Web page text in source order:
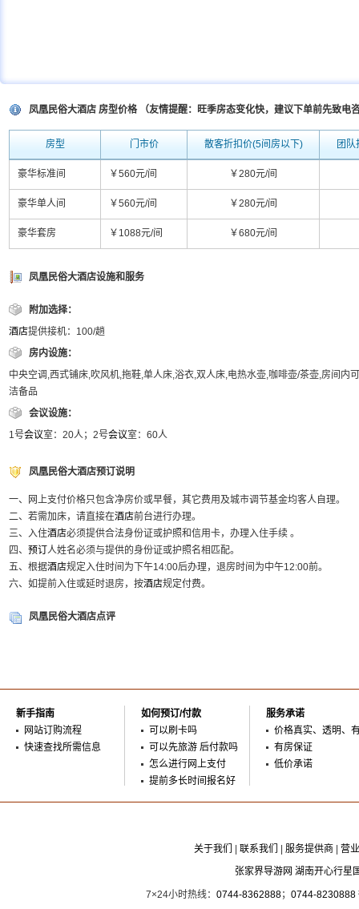
凤凰民俗大酒店 房型价格 （友情提醒：旺季房态变化快，建议下单前先致电
房型 门市价 散客折扣价(5间房以下) 团队
豪华标准间 ￥560元/间 ￥280元/间
豪华单人间 ￥560元/间 ￥280元/间
豪华套房 ￥1088元/间 ￥680元/间
凤凰民俗大酒店设施和服务
附加选择：
酒店提供接机：100/趟
房内设施：
中央空调,西式铺床,吹风机,拖鞋,单人床,浴衣,双人床,电热水壶,咖啡壶/茶壶,房间内
洁备品
会议设施：
1号会议室：20人；2号会议室：60人
凤凰民俗大酒店预订说明
一、网上支付价格只包含净房价或早餐，其它费用及城市调节基金均客人自理。
二、若需加床，请直接在酒店前台进行办理。
三、入住酒店必须提供合法身份证或护照和信用卡，办理入住手续 。
四、 预订 人姓名必须与提供的身份证或护照名相匹配。
五、根据酒店规定入住时间为下午14:00后办理，退房时间为中午12:00前。
六、如提前入住或延时退房，按酒店规定付费。
凤凰民俗大酒店点评
新手指南
网站订购流程
快速查找所需信息
如何预订/付款
可以刷卡吗
可以先旅游 后付款吗
怎么进行网上支付
提前多长时间报名好
服务承诺
价格真实、透明、
有房保证
低价承诺
关于我们 联系我们 服务提供商
营
张家界导游网 湖南开心行星
7×24小时热线： 0744-8362888； 0744-8230888